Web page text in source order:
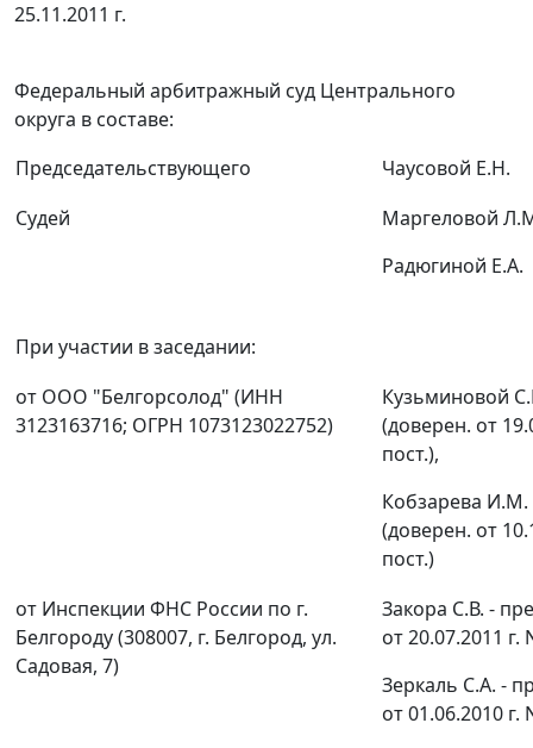
25.11.2011 г.
Федеральный арбитражный суд Центрального
округа в составе:
Председательствующего
Чаусовой Е.Н.
Судей
Маргеловой
Радюгиной Е.А.
При участии в заседании:
от ООО "Белгорсолод" (ИНН
3123163716; ОГРН 1073123022752)
Кузьминовой
(доверен. от
пост.),
Кобзарева И.М.
(доверен. от
пост.)
от Инспекции ФНС России по г.
Белгороду (308007, г. Белгород, ул.
Садовая, 7)
Закора С.В. -
от 20.07.2011 г.
Зеркаль С.А. -
от 01.06.2010 г.